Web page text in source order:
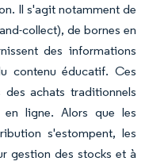
Il s'agit notamment de
collect), de bornes en
des informations
contenu éducatif. Ces
achats traditionnels
ligne. Alors que les
s'estompent, les
gestion des stocks et à